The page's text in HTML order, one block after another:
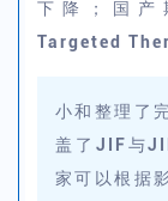
下降；国产
Targeted
小和整理了
盖了JIF与
家可以根据